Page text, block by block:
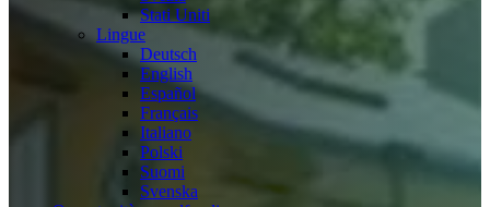
Stati Uniti
Lingue
Deutsch
English
Español
Français
Italiano
Polski
Suomi
Svenska